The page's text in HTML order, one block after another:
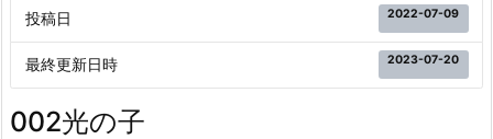
投稿日 2022-07-09
最終更新日時 2023-07-20
002光の子